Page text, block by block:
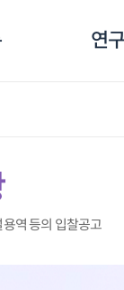
연
역 등의 입찰공고